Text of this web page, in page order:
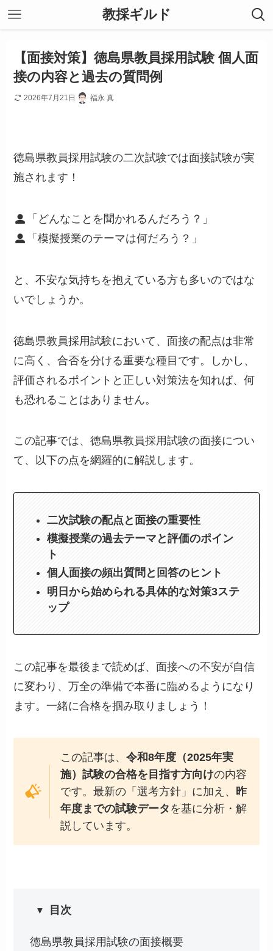
教採ギルド
【面接対策】徳島県教員採用試験 個人面
接の内容と過去の質問例
2026年7月21日 福永 真
徳島県教員採用試験の二次試験では面接試験が実
施されます！
「どんなことを聞かれるんだろう？」
「模擬授業のテーマは何だろう？」
と、不安な気持ちを抱えている方も多いのではな
いでしょうか。
徳島県教員採用試験において、面接の配点は非常
に高く、合否を分ける重要な種目です。しかし、
評価されるポイントと正しい対策法を知れば、何
も恐れることはありません。
この記事では、徳島県教員採用試験の面接につい
て、以下の点を網羅的に解説します。
二次試験の配点と面接の重要性
模擬授業の過去テーマと評価のポイン
ト
個人面接の頻出質問と回答のヒント
明日から始められる具体的な対策3ステ
ップ
この記事を最後まで読めば、面接への不安が自信
に変わり、万全の準備で本番に臨めるようになり
ます。一緒に合格を掴み取りましょう！
この記事は、 令和8年度（2025年実
施）試験の合格を目指す方向けの内容
です。最新の「選考方針」に加え、
昨
年度までの試験データ を基に分析・解
説しています。
目次
徳島県教員採用試験の面接概要